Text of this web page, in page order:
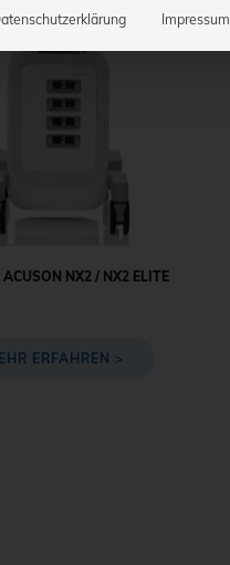
ACUSON NX2 / NX2 ELITE
ERFAHREN >
Impressum